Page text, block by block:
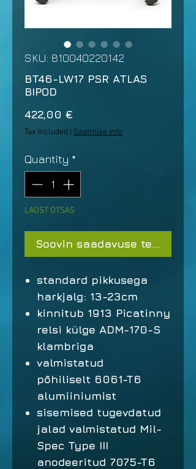
SKU: 810040220142
BT46-LW17 PSR ATLAS
BIPOD
422,00 €
Tax Included Saatmise info
Quantity *
LAOST OTSAS
Soovin saadavuse teavitust
standard pikkusega
harkjalg: 13-23cm
kinnitub 1913 Picatinny
relsi külge ADM-170-S
klambriga
valmistatud
põhiliselt 6061-T6
alumiiniumist
sisemised tugevdatud
jalad valmistatud Mil-
Spec Type III
anodeeritud 7075-T6